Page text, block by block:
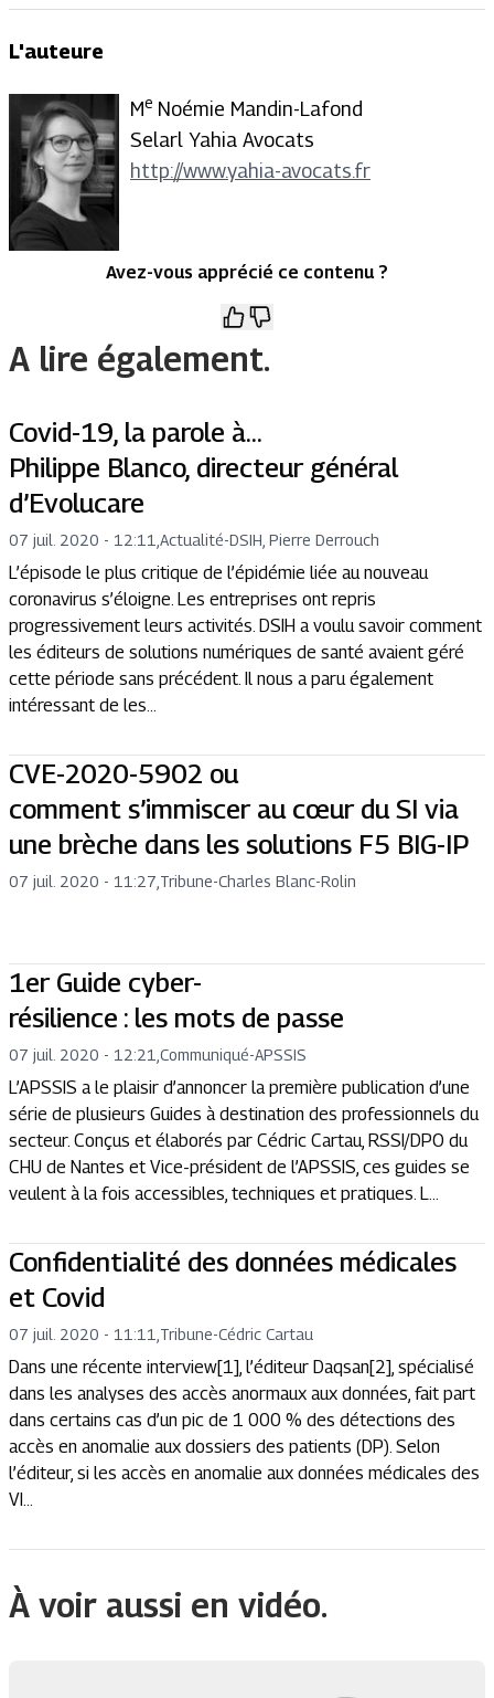
L'auteure
Me Noémie Mandin-Lafond
Selarl Yahia Avocats
http://www.yahia-avocats.fr
Avez-vous apprécié ce contenu ?
A lire également.
Covid-19, la parole à…
Philippe Blanco, directeur général
d’Evolucare
07 juil. 2020 - 12:11 Actualité-DSIH, Pierre Derrouch
L’épisode le plus critique de l’épidémie liée au nouveau
coronavirus s’éloigne. Les entreprises ont repris
progressivement leurs activités. DSIH a voulu savoir comment
les éditeurs de solutions numériques de santé avaient géré
cette période sans précédent. Il nous a paru également
intéressant de les...
CVE-2020-5902 ou
comment s’immiscer au cœur du SI via
une brèche dans les solutions F5 BIG-IP
07 juil. 2020 - 11:27 Tribune-Charles Blanc-Rolin
1er Guide cyber-
résilience : les mots de passe
07 juil. 2020 - 12:21 Communiqué-APSSIS
L’APSSIS a le plaisir d’annoncer la première publication d’une
série de plusieurs Guides à destination des professionnels du
secteur. Conçus et élaborés par Cédric Cartau, RSSI/DPO du
CHU de Nantes et Vice-président de l’APSSIS, ces guides se
veulent à la fois accessibles, techniques et pratiques. L...
Confidentialité des données médicales
et Covid
07 juil. 2020 - 11:11 Tribune-Cédric Cartau
Dans une récente interview[1], l’éditeur Daqsan[2], spécialisé
dans les analyses des accès anormaux aux données, fait part
dans certains cas d’un pic de 1 000 % des détections des
accès en anomalie aux dossiers des patients (DP). Selon
l’éditeur, si les accès en anomalie aux données médicales des
VI...
À voir aussi en vidéo.